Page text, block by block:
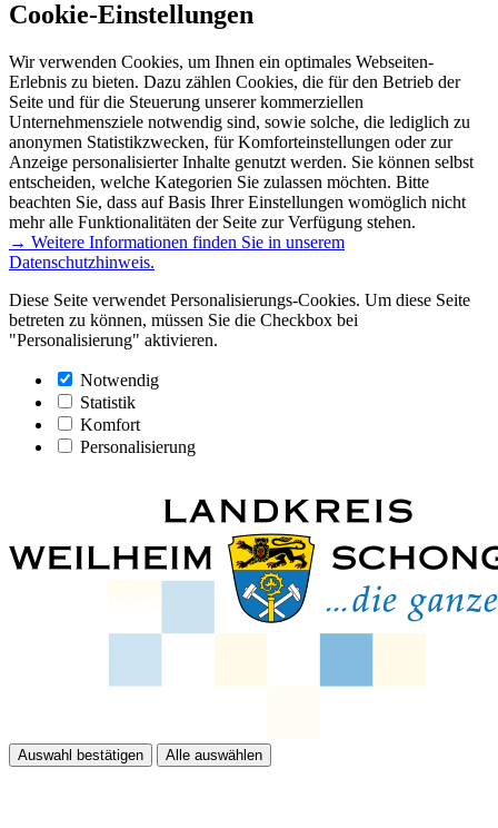
Cookie-Einstellungen
Wir verwenden Cookies, um Ihnen ein optimales Webseiten-
Erlebnis zu bieten. Dazu zählen Cookies, die für den Betrieb der
Seite und für die Steuerung unserer kommerziellen
Unternehmensziele notwendig sind, sowie solche, die lediglich zu
anonymen Statistikzwecken, für Komforteinstellungen oder zur
Anzeige personalisierter Inhalte genutzt werden. Sie können selbst
entscheiden, welche Kategorien Sie zulassen möchten. Bitte
beachten Sie, dass auf Basis Ihrer Einstellungen womöglich nicht
mehr alle Funktionalitäten der Seite zur Verfügung stehen.
→ Weitere Informationen finden Sie in unserem
Datenschutzhinweis.
Diese Seite verwendet Personalisierungs-Cookies. Um diese Seite
betreten zu können, müssen Sie die Checkbox bei
"Personalisierung" aktivieren.
Notwendig
Statistik
Komfort
Personalisierung
Auswahl bestätigen Alle auswählen